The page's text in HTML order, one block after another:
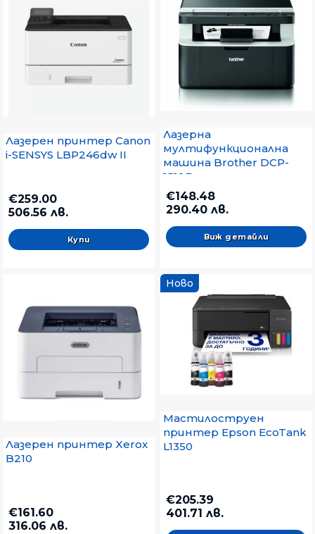
Лазерен принтер Canon
i-SENSYS LBP246dw II
€259.00
506.56 лв.
Лазерна
мултифункционална
машина Brother DCP-
1512Е
€148.48
290.40 лв.
Виж детайли
Лазерен принтер Xerox
B210
€161.60
316.06 лв.
Ново
Мастилоструен
принтер Epson EcoTank
L1350
€205.39
401.71 лв.